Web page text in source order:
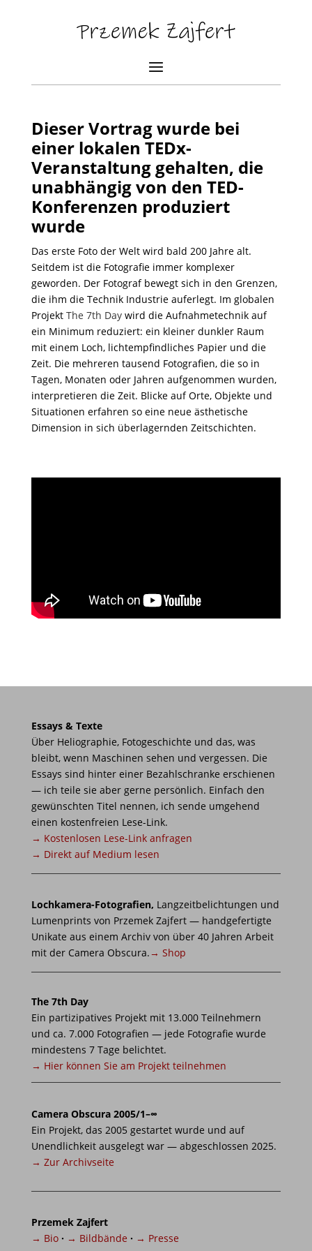
Dieser Vortrag wurde bei
einer lokalen TEDx-
Veranstaltung gehalten, die
unabhängig von den TED-
Konferenzen produziert
wurde
Das erste Foto der Welt wird bald 200 Jahre alt.
Seitdem ist die Fotografie immer komplexer
geworden. Der Fotograf bewegt sich in den Grenzen,
die ihm die Technik Industrie auferlegt. Im globalen
Projekt The 7th Daywird die Aufnahmetechnik auf
ein Minimum reduziert: ein kleiner dunkler Raum
mit einem Loch, lichtempfindliches Papier und die
Zeit. Die mehreren tausend Fotografien, die so in
Tagen, Monaten oder Jahren aufgenommen wurden,
interpretieren die Zeit. Blicke auf Orte, Objekte und
Situationen erfahren so eine neue ästhetische
Dimension in sich überlagernden Zeitschichten.
Essays & Texte
Über Heliographie, Fotogeschichte und das, was
bleibt, wenn Maschinen sehen und vergessen. Die
Essays sind hinter einer Bezahlschranke erschienen
— ich teile sie aber gerne persönlich. Einfach den
gewünschten Titel nennen, ich sende umgehend
einen kostenfreien Lese-Link.
→ Kostenlosen Lese-Link anfragen
→ Direkt auf Medium lesen
Lochkamera-Fotografien, Langzeitbelichtungen und
Lumenprints von Przemek Zajfert — handgefertigte
Unikate aus einem Archiv von über 40 Jahren Arbeit
mit der Camera Obscura.→ Shop
The 7th Day
Ein partizipatives Projekt mit 13.000 Teilnehmern
und ca. 7.000 Fotografien — jede Fotografie wurde
mindestens 7 Tage belichtet.
→ Hier können Sie am Projekt teilnehmen
Camera Obscura 2005/1–∞
Ein Projekt, das 2005 gestartet wurde und auf
Unendlichkeit ausgelegt war — abgeschlossen 2025.
→ Zur Archivseite
Przemek Zajfert
→ Bio · → Bildbände · → Presse